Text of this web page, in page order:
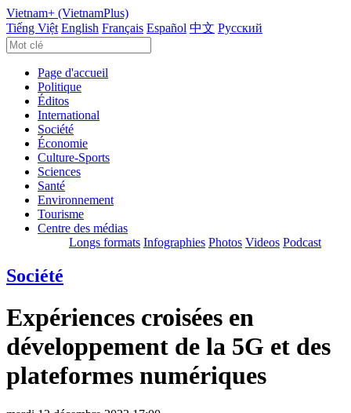
Vietnam+ (VietnamPlus)
Tiếng Việt English Français Español 中文 Русский
Page d'accueil
Politique
Éditos
International
Société
Économie
Culture-Sports
Sciences
Santé
Environnement
Tourisme
Centre des médias
Longs formats Infographies Photos Videos Podcast
Société
Expériences croisées en
développement de la 5G et des
plateformes numériques